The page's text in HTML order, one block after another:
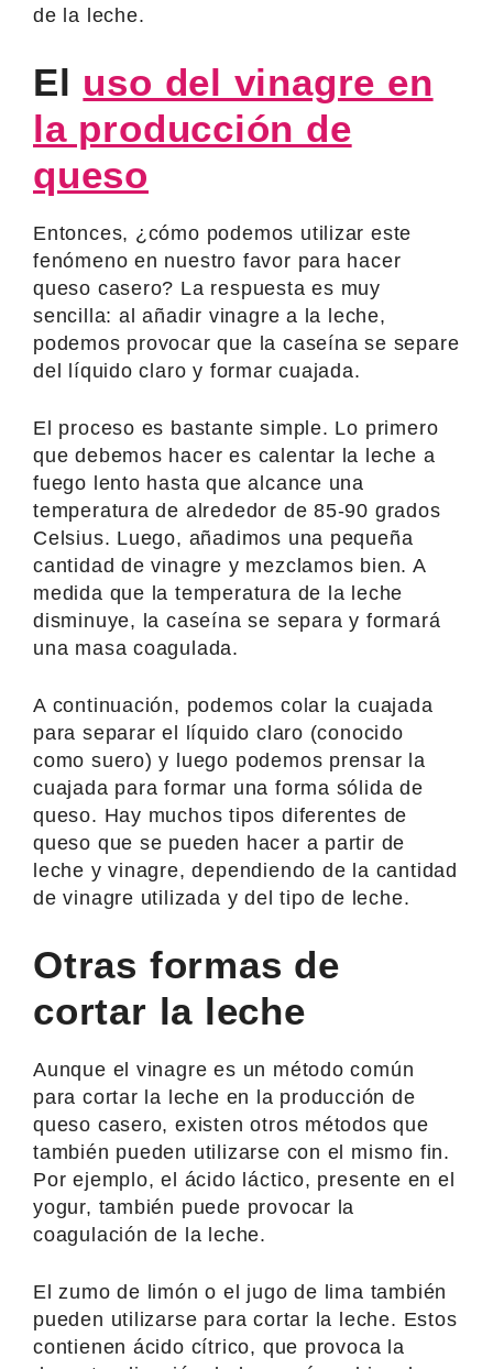
de la leche.
El uso del vinagre en
la producción de
queso
Entonces, ¿cómo podemos utilizar este
fenómeno en nuestro favor para hacer
queso casero? La respuesta es muy
sencilla: al añadir vinagre a la leche,
podemos provocar que la caseína se separe
del líquido claro y formar cuajada.
El proceso es bastante simple. Lo primero
que debemos hacer es calentar la leche a
fuego lento hasta que alcance una
temperatura de alrededor de 85-90 grados
Celsius. Luego, añadimos una pequeña
cantidad de vinagre y mezclamos bien. A
medida que la temperatura de la leche
disminuye, la caseína se separa y formará
una masa coagulada.
A continuación, podemos colar la cuajada
para separar el líquido claro (conocido
como suero) y luego podemos prensar la
cuajada para formar una forma sólida de
queso. Hay muchos tipos diferentes de
queso que se pueden hacer a partir de
leche y vinagre, dependiendo de la cantidad
de vinagre utilizada y del tipo de leche.
Otras formas de
cortar la leche
Aunque el vinagre es un método común
para cortar la leche en la producción de
queso casero, existen otros métodos que
también pueden utilizarse con el mismo fin.
Por ejemplo, el ácido láctico, presente en el
yogur, también puede provocar la
coagulación de la leche.
El zumo de limón o el jugo de lima también
pueden utilizarse para cortar la leche. Estos
contienen ácido cítrico, que provoca la